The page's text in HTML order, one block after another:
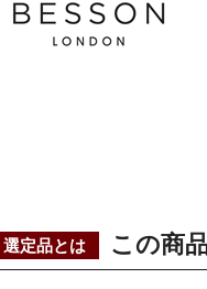
選定品とは この商